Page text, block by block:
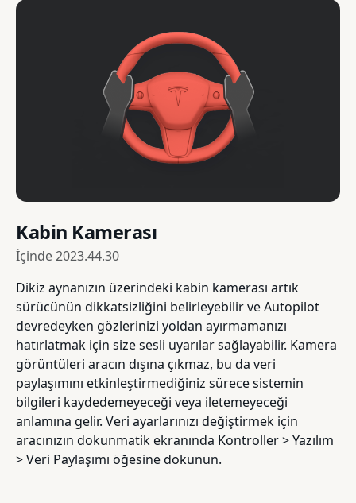
Kabin Kamerası
İçinde2023.44.30
Dikiz aynanızın üzerindeki kabin kamerası artık
sürücünün dikkatsizliğini belirleyebilir ve Autopilot
devredeyken gözlerinizi yoldan ayırmamanızı
hatırlatmak için size sesli uyarılar sağlayabilir. Kamera
görüntüleri aracın dışına çıkmaz, bu da veri
paylaşımını etkinleştirmediğiniz sürece sistemin
bilgileri kaydedemeyeceği veya iletemeyeceği
anlamına gelir. Veri ayarlarınızı değiştirmek için
aracınızın dokunmatik ekranında Kontroller > Yazılım
> Veri Paylaşımı öğesine dokunun.